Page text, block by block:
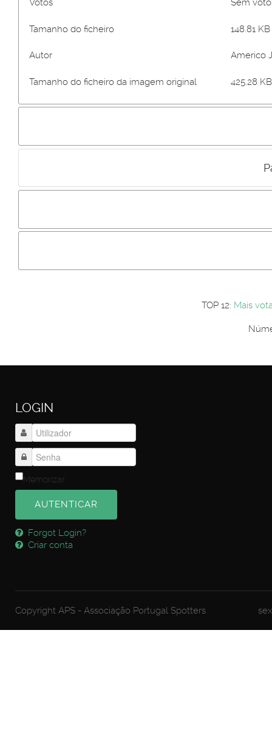
Votos Sem
Tamanho do ficheiro 148.81
Autor Americo
Tamanho do ficheiro da imagem original 425.28
Incluir imagem :
Os
Primeiro autentique-se...
TOP 12: Mais
LOGIN
Memorizar
AUTENTICAR
Forgot Login?
Criar conta
Copyright APS - Associação Portugal Spotters